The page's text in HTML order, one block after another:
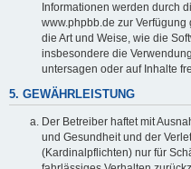
Informationen werden durch
www.phpbb.de zur
die Art und Weise, wie die
insbesondere die
untersagen oder auf Inhalte
5. GEWÄHRLEISTUNG
Der Betreiber haftet mit
und Gesundheit und der
(Kardinalpflichten) nur für